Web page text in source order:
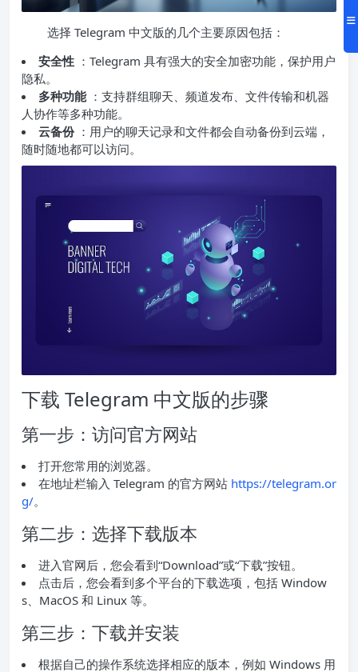
选择 Telegram 中文版的几个主要原因包括：
安全性 ：Telegram 具有强大的安全加密功能，保护用户
隐私。
多种功能 ：支持群组聊天、频道发布、文件传输和机器
人协作等多种功能。
云备份 ：用户的聊天记录和文件都会自动备份到云端，
随时随地都可以访问。
下载 Telegram 中文版的步骤
第一步：访问官方网站
打开您常用的浏览器。
在地址栏输入 Telegram 的官方网站 https://telegram.or
g/。
第二步：选择下载版本
进入官网后，您会看到“Download”或“下载”按钮。
点击后，您会看到多个平台的下载选项，包括 Window
s、MacOS 和 Linux 等。
第三步：下载并安装
根据自己的操作系统选择相应的版本，例如 Windows 用